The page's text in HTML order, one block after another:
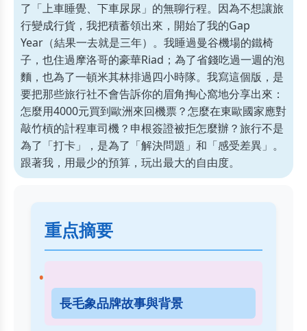
了「上車睡覺、下車尿尿」的無聊行程。因為不想讓旅
行變成行貨，我把積蓄領出來，開始了我的Gap
Year（結果一去就是三年）。我睡過曼谷機場的鐵椅
子，也住過摩洛哥的豪華Riad；為了省錢吃過一週的泡
麵，也為了一頓米其林排過四小時隊。我寫這個版，是
要把那些旅行社不會告訴你的眉角掏心窩地分享出來：
怎麼用4000元買到歐洲來回機票？怎麼在東歐國家應對
敲竹槓的計程車司機？申根簽證被拒怎麼辦？旅行不是
為了「打卡」，是為了「解決問題」和「感受差異」。
跟著我，用最少的預算，玩出最大的自由度。
重点摘要
長毛象品牌故事與背景